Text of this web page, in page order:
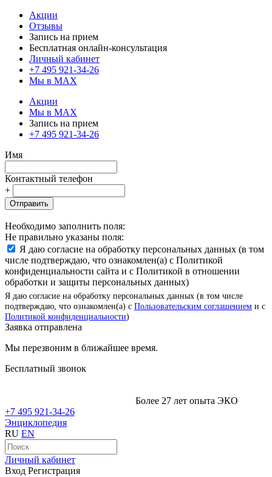
Акции
Отзывы
Запись на прием
Бесплатная онлайн-консультация
Личный кабинет
+7 495 921-34-26
Мы в MAX
Акции
Мы в MAX
Запись на прием
+7 495 921-34-26
Имя
Контактный телефон
+
Отправить
Необходимо заполнить поля:
Не правильно указаны поля:
Я даю согласие на обработку персональных данных (в том
числе подтверждаю, что ознакомлен(а) с Политикой
конфиденциальности сайта и с Политикой в отношении
обработки и защиты персональных данных)
Я даю согласие на обработку персональных данных (в том числе
подтверждаю, что ознакомлен(а) с Пользовательским соглашением и с
Политикой конфиденциальности)
Заявка отправлена
Мы перезвоним в ближайшее время.
Бесплатный звонок
Более 27 лет опыта ЭКО
+7 495 921-34-26
Энциклопедия
RU EN
Личный кабинет
Вход Регистрация